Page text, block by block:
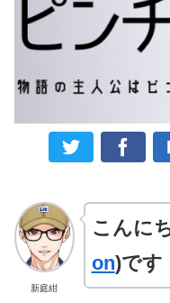
新庭紺
こんに
on)です